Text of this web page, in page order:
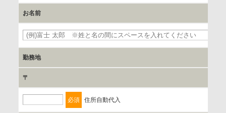
委託の有無
なし
利用目的の通知、開示、内容の訂正、追加または削除、利用
の停止、消去および 第三者への提供の停止（「開示等」とい
お名前
勤務地
〒
必須 住所自動代入